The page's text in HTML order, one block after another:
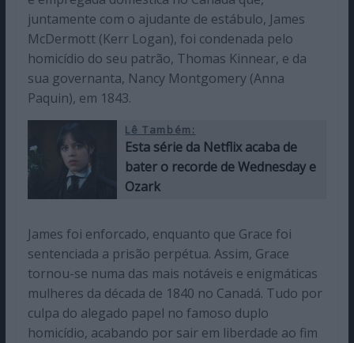
juntamente com o ajudante de estábulo, James
McDermott (Kerr Logan), foi condenada pelo
homicídio do seu patrão, Thomas Kinnear, e da
sua governanta, Nancy Montgomery (Anna
Paquin), em 1843.
Lê Também:
Esta série da Netflix acaba de
bater o recorde de Wednesday e
Ozark
James foi enforcado, enquanto que Grace foi
sentenciada a prisão perpétua. Assim, Grace
tornou-se numa das mais notáveis e enigmáticas
mulheres da década de 1840 no Canadá. Tudo por
culpa do alegado papel no famoso duplo
homicídio, acabando por sair em liberdade ao fim